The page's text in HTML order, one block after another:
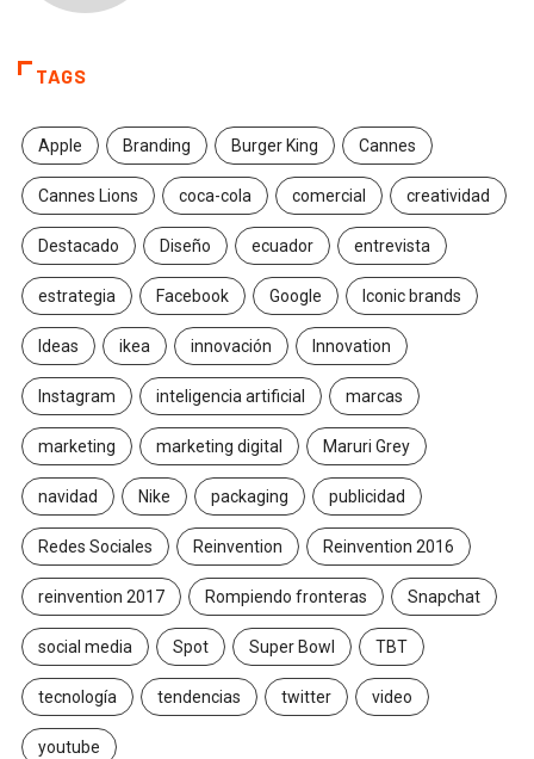
TAGS
Apple Branding Burger King Cannes
Cannes Lions coca-cola comercial creatividad
Destacado Diseño ecuador entrevista
estrategia Facebook Google Iconic brands
Ideas ikea innovación Innovation
Instagram inteligencia artificial marcas
marketing marketing digital Maruri Grey
navidad Nike packaging publicidad
Redes Sociales Reinvention Reinvention 2016
reinvention 2017 Rompiendo fronteras Snapchat
social media Spot Super Bowl TBT
tecnología tendencias twitter video
youtube